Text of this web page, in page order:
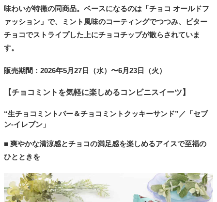
味わいが特徴の同商品。ベースになるのは「チョコ オールドフ
ァッション」で、ミント風味のコーティングでつつみ、ビター
チョコでストライプした上にチョコチップが散らされていま
す。
販売期間：2026年5月27日（水）〜6月23日（火）
【チョコミントを気軽に楽しめるコンビニスイーツ】
“生チョコミントバー＆チョコミントクッキーサンド”／「セブ
ン-イレブン」
■ 爽やかな清涼感とチョコの満足感を楽しめるアイスで至福の
ひとときを